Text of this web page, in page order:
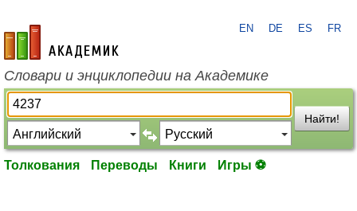
academic.ru
EN DE ES FR
Словари и энциклопедии на Академике
Найти!
Толкования Переводы Книги Игры ⚽